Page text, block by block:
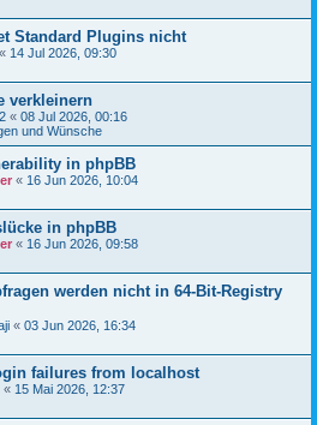
Standard Plugins nicht
« 14 Jul 2026, 09:30
verkleinern
« 08 Jul 2026, 00:16
und Wünsche
in phpBB
« 16 Jun 2026, 10:04
in phpBB
« 16 Jun 2026, 09:58
werden nicht in 64-Bit-Registry
« 03 Jun 2026, 16:34
failures from localhost
« 15 Mai 2026, 12:37